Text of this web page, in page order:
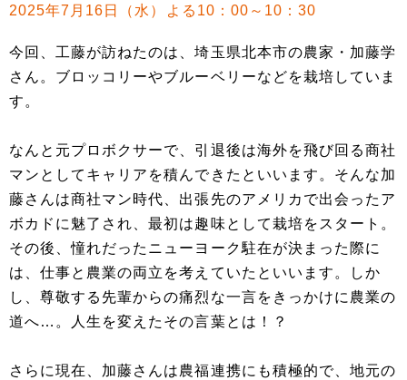
2025年7月16日（水）よる10：00～10：30
今回、工藤が訪ねたのは、埼玉県北本市の農家・加藤学
さん。ブロッコリーやブルーベリーなどを栽培していま
す。
なんと元プロボクサーで、引退後は海外を飛び回る商社
マンとしてキャリアを積んできたといいます。そんな加
藤さんは商社マン時代、出張先のアメリカで出会ったア
ボカドに魅了され、最初は趣味として栽培をスタート。
その後、憧れだったニューヨーク駐在が決まった際に
は、仕事と農業の両立を考えていたといいます。しか
し、尊敬する先輩からの痛烈な一言をきっかけに農業の
道へ…。人生を変えたその言葉とは！？
さらに現在、加藤さんは農福連携にも積極的で、地元の